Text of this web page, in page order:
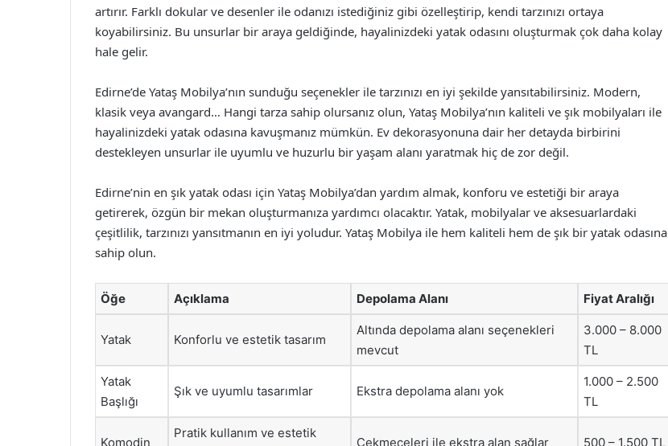
artırır. Farklı dokular ve desenler ile odanızı istediğiniz gibi özelleştirip, kendi tarzınızı ortaya
koyabilirsiniz. Bu unsurlar bir araya geldiğinde, hayalinizdeki yatak odasını oluşturmak çok daha kolay
hale gelir.
Edirne’de Yataş Mobilya’nın sunduğu seçenekler ile tarzınızı en iyi şekilde yansıtabilirsiniz. Modern,
klasik veya avangard… Hangi tarza sahip olursanız olun, Yataş Mobilya’nın kaliteli ve şık mobilyaları ile
hayalinizdeki yatak odasına kavuşmanız mümkün. Ev dekorasyonuna dair her detayda birbirini
destekleyen unsurlar ile uyumlu ve huzurlu bir yaşam alanı yaratmak hiç de zor değil.
Edirne’nin en şık yatak odası için Yataş Mobilya’dan yardım almak, konforu ve estetiği bir araya
getirerek, özgün bir mekan oluşturmanıza yardımcı olacaktır. Yatak, mobilyalar ve aksesuarlardaki
çeşitlilik, tarzınızı yansıtmanın en iyi yoludur. Yataş Mobilya ile hem kaliteli hem de şık bir yatak odasına
sahip olun.
Öğe Açıklama Depolama Alanı Fiyat Aralığı
Yatak Konforlu ve estetik tasarım
Altında depolama alanı seçenekleri
mevcut
3.000 – 8.000
TL
Yatak
Başlığı
Şık ve uyumlu tasarımlar Ekstra depolama alanı yok
1.000 – 2.500
TL
Komodin
Pratik kullanım ve estetik
Çekmeceleri ile ekstra alan sağlar 500 – 1.500 TL